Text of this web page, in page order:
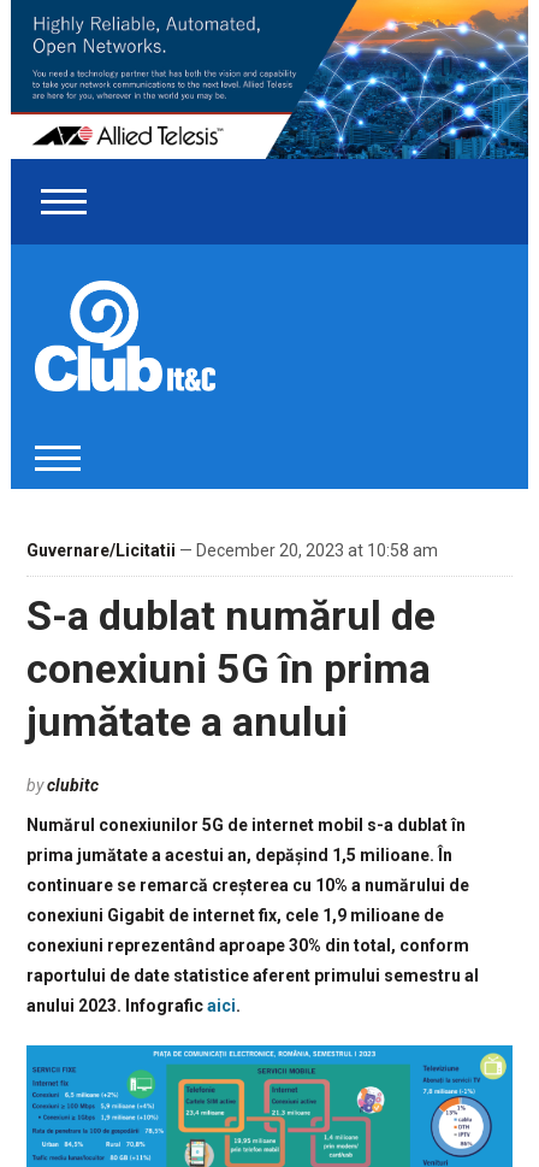
Guvernare/Licitatii — December 20, 2023 at 10:58 am
S-a dublat numărul de
conexiuni 5G în prima
jumătate a anului
byclubitc
Numărul conexiunilor 5G de internet mobil s-a dublat în
prima jumătate a acestui an, depășind 1,5 milioane. În
continuare se remarcă creșterea cu 10% a numărului de
conexiuni Gigabit de internet fix, cele 1,9 milioane de
conexiuni reprezentând aproape 30% din total, conform
raportului de date statistice aferent primului semestru al
anului 2023. Infograficaici.